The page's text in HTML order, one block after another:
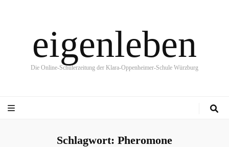
eigenleben
Die Online-Schülerzeitung der Klara-Oppenheimer-Schule Würzburg
Schlagwort: Pheromone